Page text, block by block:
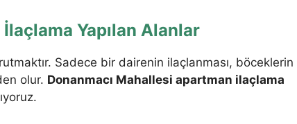
Yapılan Alanlar
Sadece bir dairenin ilaçlanması, böceklerin
olur. Donanmacı Mahallesi apartman ilaçlama